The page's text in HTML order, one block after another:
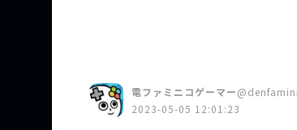
電ファミニコゲーマー
2023-05-05 12:01:23